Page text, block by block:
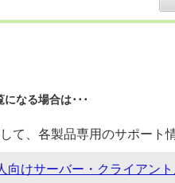
なる場合は･･･
て、各製品専用のサポート
向けサーバー・クライアン